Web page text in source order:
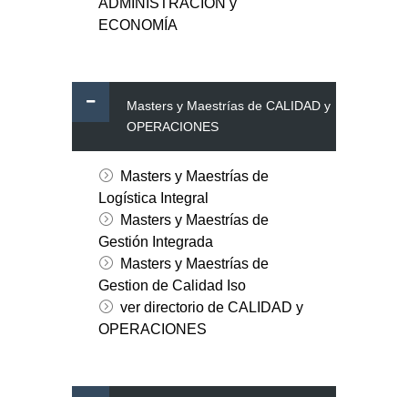
ADMINISTRACIÓN y
ECONOMÍA
Masters y Maestrías de CALIDAD y
OPERACIONES
Masters y Maestrías de
Logística Integral
Masters y Maestrías de
Gestión Integrada
Masters y Maestrías de
Gestion de Calidad Iso
ver directorio de CALIDAD y
OPERACIONES